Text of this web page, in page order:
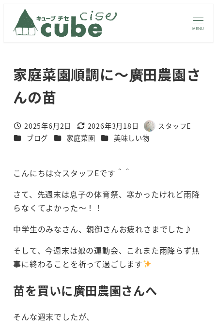
MENU
家庭菜園順調に～廣田農園さ
んの苗
投稿日
2025年6月2日
更新日
2026年3月18日
著
者
スタッフE
カテゴリー
ブログ カテゴリー
家庭菜園 カテゴリー
美味しい物
こんにちは☆スタッフEです＾＾
さて、先週末は息子の体育祭、寒かったけれど雨降
らなくてよかった～！！
中学生のみなさん、親御さんお疲れさまでした♪
そして、今週末は娘の運動会、これまた雨降らず無
事に終わることを祈って過ごします
苗を買いに廣田農園さんへ
そんな週末でしたが、